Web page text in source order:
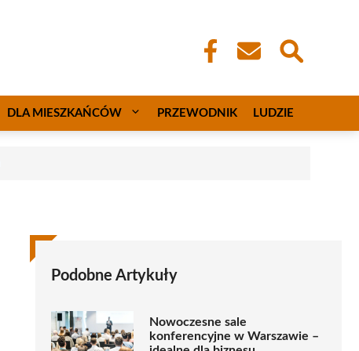
DLA MIESZKAŃCÓW PRZEWODNIK LUDZIE
Podobne Artykuły
Nowoczesne sale
konferencyjne w Warszawie –